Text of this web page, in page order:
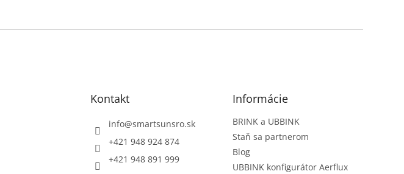
Kontakt
info@smartsunsro.sk
+421 948 924 874
+421 948 891 999
Informácie
BRINK a UBBINK
Staň sa partnerom
Blog
UBBINK konfigurátor Aerflux